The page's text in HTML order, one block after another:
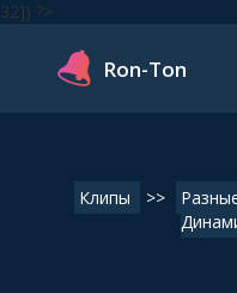
32]) ?>
Ron-Ton
Клипы >>